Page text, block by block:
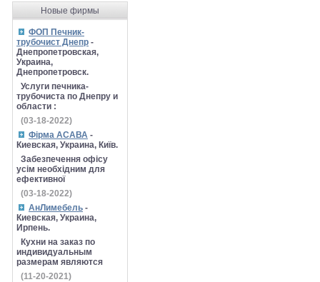
Новые фирмы
ФОП Печник-
трубочист Днепр -
Днепропетровская,
Украина,
Днепропетровск.
Услуги печника-
трубочиста по Днепру и
области :
(03-18-2022)
Фірма АСАВА -
Киевская, Украина, Київ.
Забезпечення офісу
усім необхідним для
ефективної
(03-18-2022)
АнЛимебель -
Киевская, Украина,
Ирпень.
Кухни на заказ по
индивидуальным
размерам являются
(11-20-2021)